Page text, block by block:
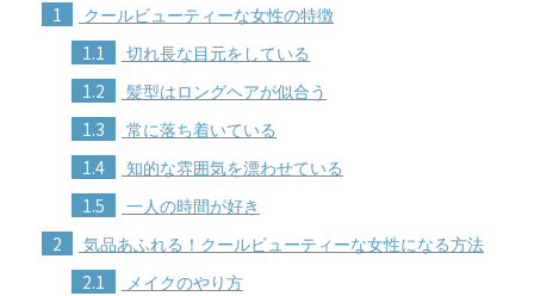
1 クールビューティーな女性の特徴
1.1 切れ長な目元をしている
1.2 髪型はロングヘアが似合う
1.3 常に落ち着いている
1.4 知的な雰囲気を漂わせている
1.5 一人の時間が好き
2 気品あふれる！クールビューティーな女性になる方法
2.1 メイクのやり方